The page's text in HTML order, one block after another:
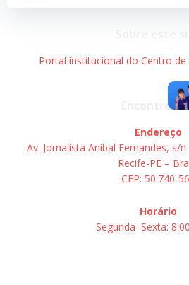
Portal institucional do Centro
Encontre-
Endereço
Av. Jornalista Aníbal Fernandes, s/
Recife-PE –
CEP: 50.740-
Horário
Segunda–Sexta: